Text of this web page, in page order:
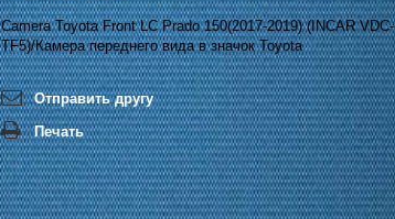
Camera Toyota Front LC Prado 150(2017-2019) (INCAR VDC-
TF5)/Камера переднего вида в значок Toyota
Отправить другу
Печать